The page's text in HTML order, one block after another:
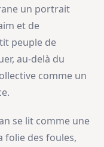
un portrait
et de
peuple de
au-delà du
comme un
se lit comme une
folie des foules,